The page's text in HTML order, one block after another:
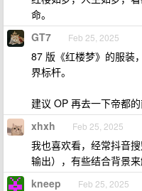
命。
GT7 Feb 25, 2025
87 版《红楼梦》的服装
界标杆。
建议 OP 再去一下帝都
xhxh Feb 25, 2025
我也喜欢看，经常抖音
输出），有些结合背景来
kneep Feb 25, 2025